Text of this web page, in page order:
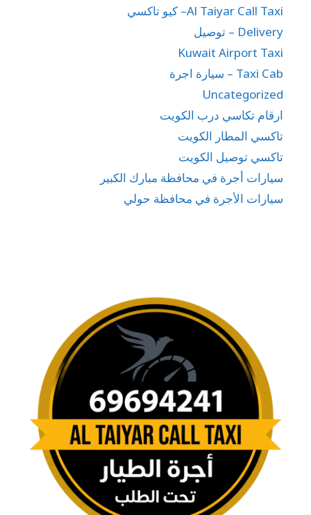
Al Taiyar Call Taxi– كيو تاكسي
Delivery – توصيل
Kuwait Airport Taxi
Taxi Cab – سيارة اجرة
Uncategorized
ارقام تكاسي درب الكويت
تاكسي المطار الكويت
تاكسي توصيل الكويت
سيارات أجرة في محافظة مبارك الكبير
سيارات الأجرة في محافظة حولي